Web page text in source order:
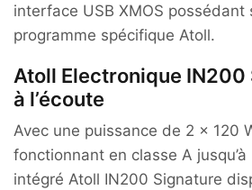
interface USB XMOS possédant
programme spécifique Atoll.
Atoll Electronique IN200
à l’écoute
Avec une puissance de 2 x 120
fonctionnant en classe A
intégré Atoll IN200 Signature